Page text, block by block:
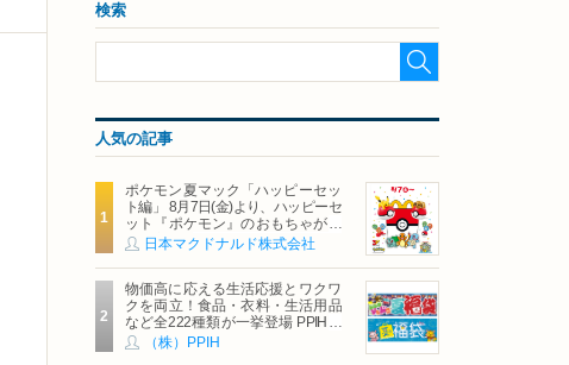
検索
人気の記事
ポケモン夏マック「ハッピーセッ
ト編」 8月7日(金)より、ハッピーセ
ット『ポケモン』のおもちゃが期
間限定登場
日本マクドナルド株式会社
物価高に応える生活応援とワクワ
クを両立！食品・衣料・生活用品
など全222種類が一挙登場 PPIHグ
ループ「夏福袋」＆セール 8月6日
(木)より順次スタート
（株）PPIH